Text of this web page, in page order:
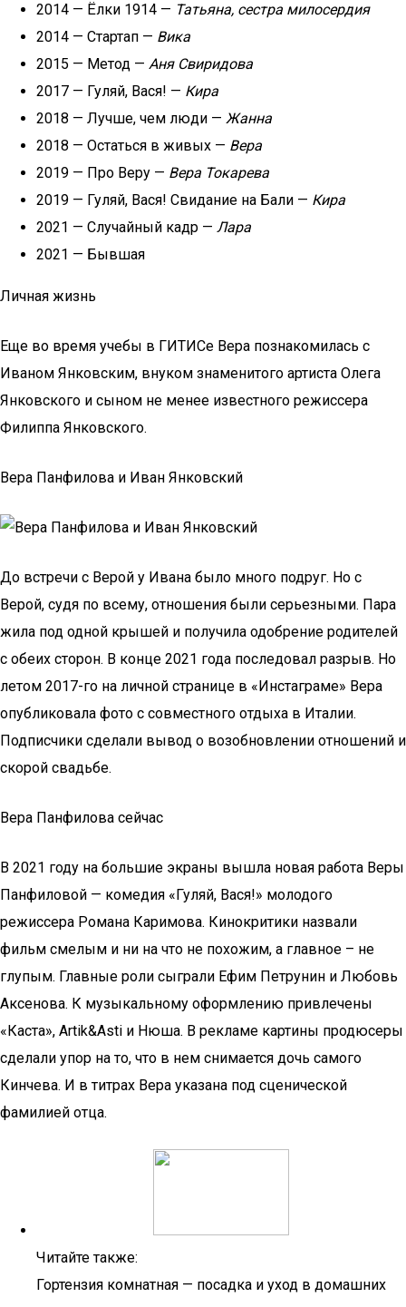
2014 — Ёлки 1914 — Татьяна, сестра милосердия
2014 — Стартап — Вика
2015 — Метод — Аня Свиридова
2017 — Гуляй, Вася! — Кира
2018 — Лучше, чем люди — Жанна
2018 — Остаться в живых — Вера
2019 — Про Веру — Вера Токарева
2019 — Гуляй, Вася! Свидание на Бали — Кира
2021 — Случайный кадр — Лара
2021 — Бывшая
Личная жизнь
Еще во время учебы в ГИТИСе Вера познакомилась с
Иваном Янковским, внуком знаменитого артиста Олега
Янковского и сыном не менее известного режиссера
Филиппа Янковского.
Вера Панфилова и Иван Янковский
До встречи с Верой у Ивана было много подруг. Но с
Верой, судя по всему, отношения были серьезными. Пара
жила под одной крышей и получила одобрение родителей
с обеих сторон. В конце 2021 года последовал разрыв. Но
летом 2017-го на личной странице в «Инстаграме» Вера
опубликовала фото с совместного отдыха в Италии.
Подписчики сделали вывод о возобновлении отношений и
скорой свадьбе.
Вера Панфилова сейчас
В 2021 году на большие экраны вышла новая работа Веры
Панфиловой — комедия «Гуляй, Вася!» молодого
режиссера Романа Каримова. Кинокритики назвали
фильм смелым и ни на что не похожим, а главное – не
глупым. Главные роли сыграли Ефим Петрунин и Любовь
Аксенова. К музыкальному оформлению привлечены
«Каста», Artik&Asti и Нюша. В рекламе картины продюсеры
сделали упор на то, что в нем снимается дочь самого
Кинчева. И в титрах Вера указана под сценической
фамилией отца.
Читайте также:
Гортензия комнатная — посадка и уход в домашних